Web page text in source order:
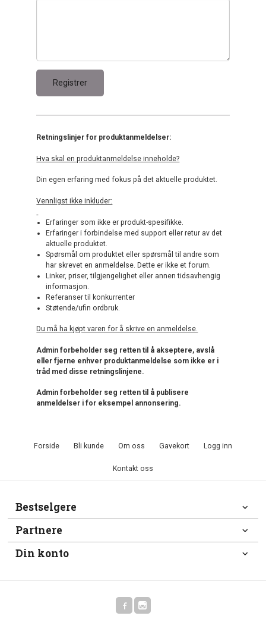
Retningslinjer for produktanmeldelser:
Hva skal en produktanmeldelse inneholde?
Din egen erfaring med fokus på det aktuelle produktet.
Vennligst ikke inkluder:
Erfaringer som ikke er produkt-spesifikke.
Erfaringer i forbindelse med support eller retur av det
aktuelle produktet.
Spørsmål om produktet eller spørsmål til andre som
har skrevet en anmeldelse. Dette er ikke et forum.
Linker, priser, tilgjengelighet eller annen tidsavhengig
informasjon.
Referanser til konkurrenter
Støtende/ufin ordbruk.
Du må ha kjøpt varen for å skrive en anmeldelse.
Admin forbeholder seg retten til å akseptere, avslå
eller fjerne enhver produktanmeldelse som ikke er i
tråd med disse retningslinjene.
Admin forbeholder seg retten til å publisere
anmeldelser i for eksempel annonsering.
Forside Bli kunde Om oss Gavekort Logg inn
Kontakt oss
Bestselgere
Partnere
Din konto